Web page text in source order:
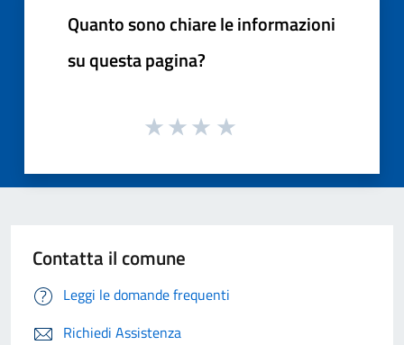
Quanto sono chiare le informazioni
su questa pagina?
Contatta il comune
Leggi le domande frequenti
Richiedi Assistenza